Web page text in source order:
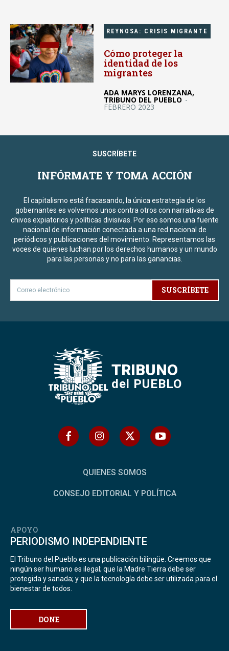
REYNOSA: CRISIS MIGRANTE
Cómo proteger la
identidad de los
migrantes
ADA MARYS LORENZANA,
TRIBUNO DEL PUEBLO -
FEBRERO 2023
SUSCRÍBETE
INFÓRMATE Y TOMA ACCIÓN
El capitalismo está fracasando, la única estrategia de los
gobernantes es volvernos unos contra otros con narrativas de
chivos expiatorios y políticas divisivas. Por eso somos una fuente
nacional de información conectada a una red nacional de
periódicos y publicaciones del movimiento. Representamos las
voces de quienes luchan por los derechos humanos y un mundo
para las personas y no para las ganancias.
SUSCRÍBETE
TRIBUNO
del PUEBLO
QUIENES SOMOS
CONSEJO EDITORIAL Y POLÍTICA
APOYO
PERIODISMO INDEPENDIENTE
El Tribuno del Pueblo es una publicación bilingüe. Creemos que
ningún ser humano es ilegal; que la Madre Tierra debe ser
protegida y sanada; y que la tecnología debe ser utilizada para el
bienestar de todos.
DONE